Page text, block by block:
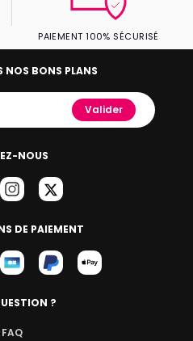
PAIEMENT 100% SÉCURISÉ
NOUS
DE PAIEMENT
NOS BONS PLANS
Valider
?
FAQ